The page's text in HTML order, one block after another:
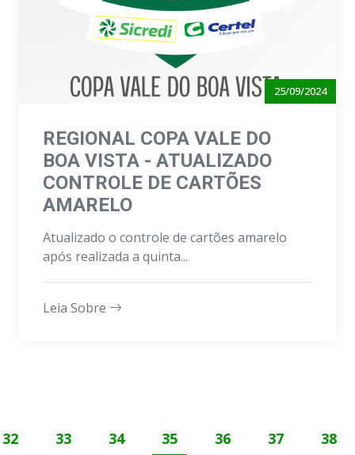
25/09/2024
REGIONAL COPA VALE DO
BOA VISTA - ATUALIZADO
CONTROLE DE CARTÕES
AMARELO
Atualizado o controle de cartões amarelo
após realizada a quinta...
Leia Sobre
32 33 34 35 36 37 38